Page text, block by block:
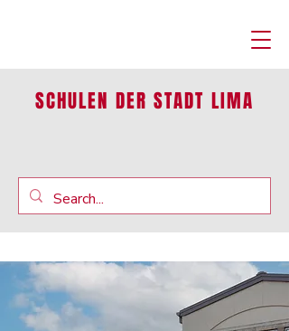
SCHULEN DER STADT LIMA